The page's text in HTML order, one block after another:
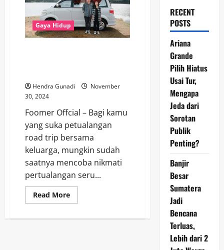
Gaya Hidup
Hendra Gunadi
November
30, 2024
Foomer Offcial – Bagi kamu
yang suka petualangan
road trip bersama
keluarga, mungkin sudah
saatnya mencoba nikmati
pertualangan seru...
Read MoreRead
more
Baru
RECENT
POSTS
Ariana
Grande
Pilih Hiatus
Usai Tur,
Mengapa
Jeda dari
Sorotan
Publik
Penting?
Banjir
Besar
Sumatera
Jadi
Bencana
Terluas,
Lebih dari 2